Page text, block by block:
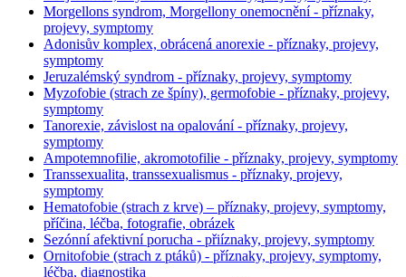
Morgellons syndrom, Morgellony onemocnění - příznaky,
projevy, symptomy
Adonisův komplex, obrácená anorexie - příznaky, projevy,
symptomy
Jeruzalémský syndrom - příznaky, projevy, symptomy
Myzofobie (strach ze špíny), germofobie - příznaky, projevy,
symptomy
Tanorexie, závislost na opalování - příznaky, projevy,
symptomy
Ampotemnofilie, akromotofilie - příznaky, projevy, symptomy
Transsexualita, transsexualismus - příznaky, projevy,
symptomy
Hematofobie (strach z krve) – příznaky, projevy, symptomy,
příčina, léčba, fotografie, obrázek
Sezónní afektivní porucha - přiíznaky, projevy, symptomy
Ornitofobie (strach z ptáků) - příznaky, projevy, symptomy,
léčba, diagnostika